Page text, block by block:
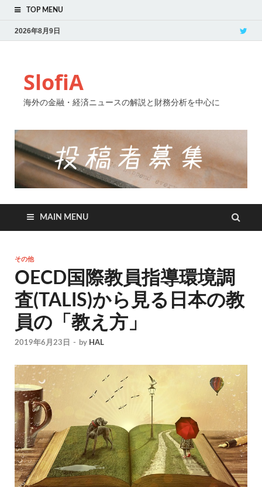
TOP MENU
2026年8月9日
SlofiA
海外の金融・経済ニュースの解説と財務分析を中心に
MAIN MENU
その他
OECD国際教員指導環境調
査(TALIS)から見る日本の教
員の「教え方」
2019年6月23日 - by HAL